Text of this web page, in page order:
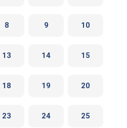
8 9 10
13 14 15
18 19 20
23 24 25